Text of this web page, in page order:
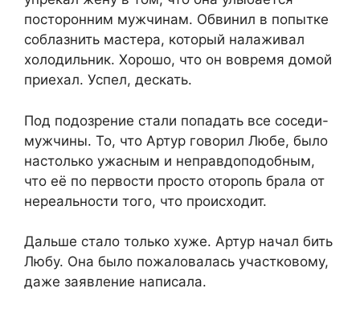
посторонним мужчинам. Обвинил в попытке
соблазнить мастера, который налаживал
холодильник. Хорошо, что он вовремя домой
приехал. Успел, дескать.
Под подозрение стали попадать все соседи-
мужчины. То, что Артур говорил Любе, было
настолько ужасным и неправдоподобным,
что её по первости просто оторопь брала от
нереальности того, что происходит.
Дальше стало только хуже. Артур начал бить
Любу. Она было пожаловалась участковому,
даже заявление написала.